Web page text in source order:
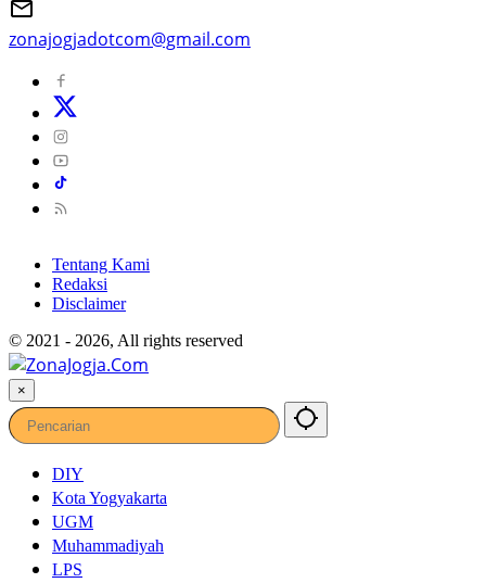
zonajogjadotcom@gmail.com
Tentang Kami
Redaksi
Disclaimer
© 2021 - 2026, All rights reserved
×
DIY
Kota Yogyakarta
UGM
Muhammadiyah
LPS